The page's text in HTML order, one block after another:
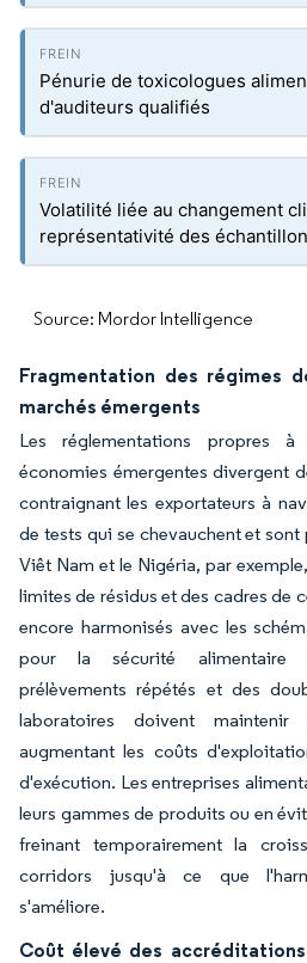
Pénurie de toxicologues
d'auditeurs qualifiés
Volatilité liée au changement
représentativité des
Source: Mordor Intelligence
Fragmentation des régimes
marchés émergents
Les réglementations propres
économies émergentes divergent
contraignant les exportateurs à
de tests qui se chevauchent et
Viêt Nam et le Nigéria, par
limites de résidus et des cadres de
encore harmonisés avec les
pour la sécurité alimentaire
prélèvements répétés et des
laboratoires doivent maintenir
augmentant les coûts
d'exécution. Les entreprises
leurs gammes de produits ou en
freinant temporairement la
corridors jusqu'à ce que
s'améliore.
Coût élevé des